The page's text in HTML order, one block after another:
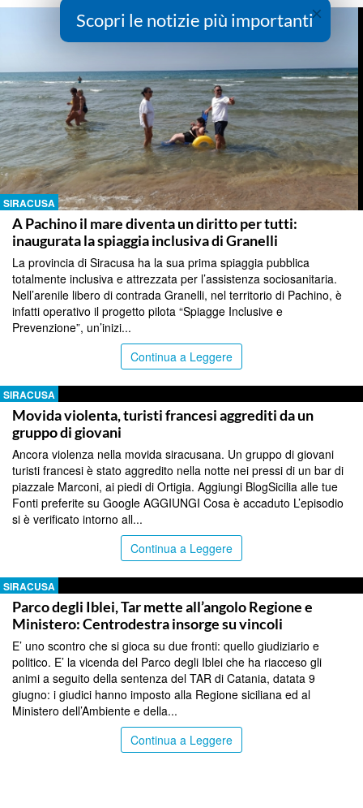
SIRACUSA
A Pachino il mare diventa un diritto per tutti:
inaugurata la spiaggia inclusiva di Granelli
La provincia di Siracusa ha la sua prima spiaggia pubblica
totalmente inclusiva e attrezzata per l’assistenza sociosanitaria.
Nell’arenile libero di contrada Granelli, nel territorio di Pachino, è
infatti operativo il progetto pilota “Spiagge Inclusive e
Prevenzione”, un’inizi...
Continua a Leggere
SIRACUSA
Movida violenta, turisti francesi aggrediti da un
gruppo di giovani
Ancora violenza nella movida siracusana. Un gruppo di giovani
turisti francesi è stato aggredito nella notte nei pressi di un bar di
piazzale Marconi, ai piedi di Ortigia. Aggiungi BlogSicilia alle tue
Fonti preferite su Google AGGIUNGI Cosa è accaduto L’episodio
si è verificato intorno all...
Continua a Leggere
SIRACUSA
Parco degli Iblei, Tar mette all’angolo Regione e
Ministero: Centrodestra insorge su vincoli
E’ uno scontro che si gioca su due fronti: quello giudiziario e
politico. E’ la vicenda del Parco degli Iblei che ha riacceso gli
animi a seguito della sentenza del TAR di Catania, datata 9
giugno: i giudici hanno imposto alla Regione siciliana ed al
Ministero dell’Ambiente e della...
Continua a Leggere
×
Scopri le notizie più importanti